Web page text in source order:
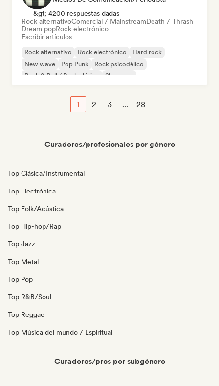
&gt; 4200 respuestas dadas
Rock alternativoComercial / MainstreamDeath / Thrash
Dream popRock electrónico
Escribir artículos
Rock alternativo Rock electrónico
Hard rock
New wave
Pop Punk
Rock psicodélico
Rock & Roll / Rock clásico
Shoegaze
1 2 3 ... 28
Curadores/profesionales por género
Top Clásica/Instrumental
Top Electrónica
Top Folk/Acústica
Top Hip-hop/Rap
Top Jazz
Top Metal
Top Pop
Top R&B/Soul
Top Reggae
Top Música del mundo / Espiritual
Curadores/pros por subgénero